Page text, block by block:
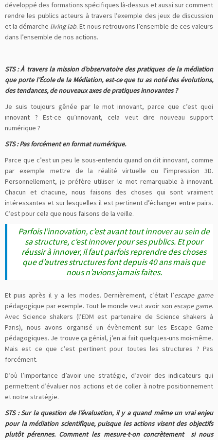
développé des formations spécifiques là-dessus et aussi sur comment
rendre les publics acteurs à travers l’exemple des jeux de discussion
et la démarche living lab. Et nous retrouvons l’ensemble de ces valeurs
dans l’ensemble de nos actions.
STS : À travers la mission d’observatoire des pratiques de la médiation
que porte l’École de la Médiation, est-ce que tu as noté des évolutions,
des tendances, de nouveaux axes de pratiques innovantes ?
Je suis toujours gênée par le mot innovant, parce que c’est quoi
innovant ? Est-ce qu’innovant, cela veut dire nouveau support
numérique ?
STS : Pas forcément en format numérique.
Parce que c’est un peu le sous-entendu quand on dit innovant, comme
par exemple mettre de la réalité virtuelle ou l’impression 3D.
Personnellement, je préfère utiliser le mot remarquable à innovant.
Chacun et chacune, nous faisons des choses qui sont vraiment
intéressantes et sur lesquelles il est pertinent d’échanger entre pairs.
C’est pour cela que nous faisons de la veille.
Parfois l’innovation, c’est avant tout innover au sein de
sa structure, c’est innover pour ses publics. Et pour
réussir à innover, il faut parfois reprendre des choses
que d’autres structures font depuis 40 ans mais que
nous n’avions jamais faites.
Et puis après il y a les modes. Dernièrement, c’était l’escape game
pédagogique par exemple. Tout le monde veut avoir son escape game.
Avec Science shakers (l’EDM est partenaire de Science shakers à
Paris), nous avons organisé un évènement sur les Escape Game
pédagogiques. Je trouve ça génial, j’en ai fait quelques-uns moi-même.
Mais est ce que c’est pertinent pour toutes les structures ? Pas
forcément.
D’où l’importance d’avoir une stratégie, d’avoir des indicateurs qui
permettent d’évaluer nos actions et de coller à notre positionnement
et notre stratégie.
STS : Sur la question de l’évaluation, il y a quand même un vrai enjeu
pour la médiation scientifique, puisque les actions visent des objectifs
plutôt pérennes. Comment les mesure-t-on concrètement si nous